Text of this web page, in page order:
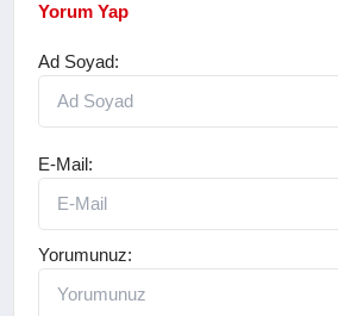
Yorum Yap
Ad Soyad:
E-Mail:
Yorumunuz: